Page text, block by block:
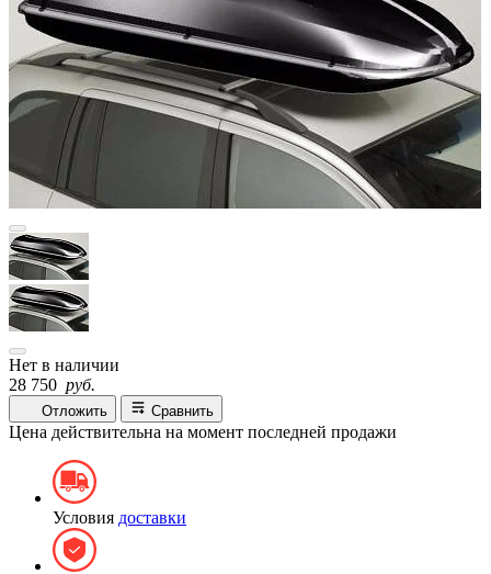
Нет в наличии
28 750 руб.
Отложить Сравнить
Цена действительна на момент последней продажи
Условия доставки